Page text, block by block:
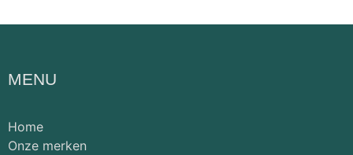
MENU
Home
Onze merken